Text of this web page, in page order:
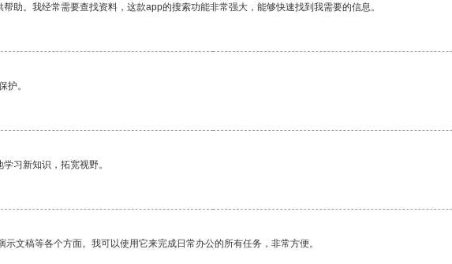
助。我经常需要查找资料，这款app的搜索功能非常强大，能够快速找到我需要的信息。
护。
习新知识，拓宽视野。
文稿等各个方面。我可以使用它来完成日常办公的所有任务，非常方便。